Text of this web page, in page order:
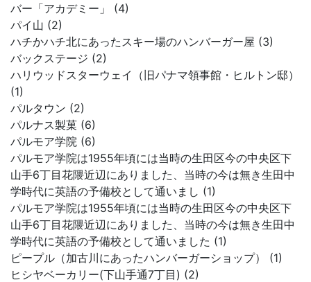
バー「アカデミー」 (4)
パイ山 (2)
ハチかハチ北にあったスキー場のハンバーガー屋 (3)
バックステージ (2)
ハリウッドスターウェイ（旧パナマ領事館・ヒルトン邸）
(1)
パルタウン (2)
パルナス製菓 (6)
パルモア学院 (6)
パルモア学院は1955年頃には当時の生田区今の中央区下
山手6丁目花隈近辺にありました、当時の今は無き生田中
学時代に英語の予備校として通いまし (1)
パルモア学院は1955年頃には当時の生田区今の中央区下
山手6丁目花隈近辺にありました、当時の今は無き生田中
学時代に英語の予備校として通いました (1)
ピープル（加古川にあったハンバーガーショップ） (1)
ヒシヤベーカリー(下山手通7丁目) (2)